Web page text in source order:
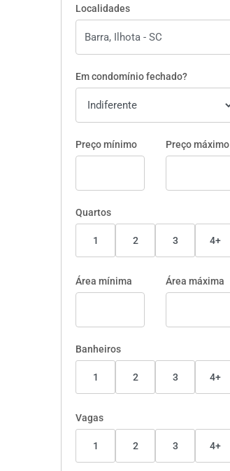
Localidades
Em condomínio fechado?
Preço mínimo Preço máximo
Quartos
1 2 3 4+
Área mínima Área máxima
Banheiros
1 2 3 4+
Vagas
1 2 3 4+